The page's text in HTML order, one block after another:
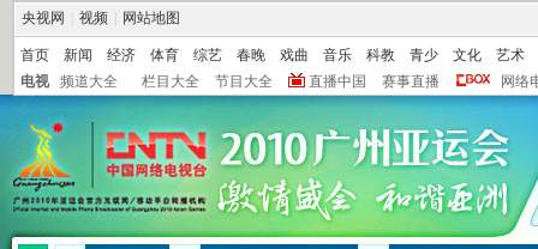
央视网 视频 网站地图
首页 新闻 经济 体育 综艺 春晚 戏曲 音乐 科教 青少 文化
艺术
电视
频道大全 栏目大全 节目大全 直播中国 赛事直播 网络